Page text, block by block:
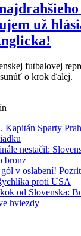
už
futbalovej
o krok ďalej.
Kapitán Sparty
nestačil:
bronz
v oslabení!
proti USA
od Slovenska:
hviezdy